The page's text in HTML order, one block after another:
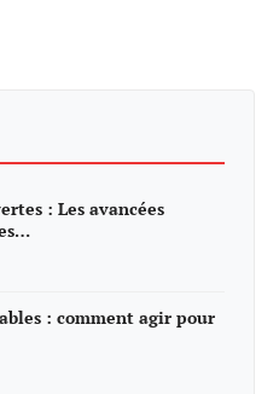
: Les avancées
: comment agir pour